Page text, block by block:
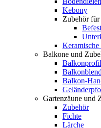
Kebony
Zubehör für
Keramische
Balkone und
Balkon-
Gartenzäune und
Zubehör
Fichte
Lärche